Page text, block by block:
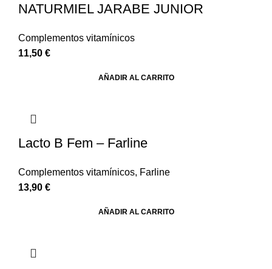
NATURMIEL JARABE JUNIOR
Complementos vitamínicos
11,50 €
AÑADIR AL CARRITO
Lacto B Fem – Farline
Complementos vitamínicos, Farline
13,90 €
AÑADIR AL CARRITO